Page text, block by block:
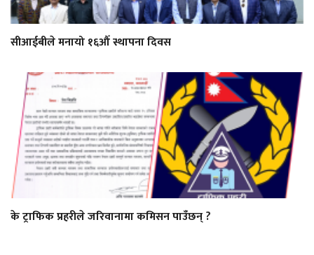
सीआईबीले मनायो १६औँ स्थापना दिवस
के ट्राफिक प्रहरीले जरिवानामा कमिसन पाउँछन् ?